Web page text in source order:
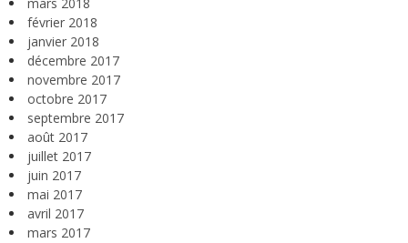
février 2018
janvier 2018
décembre 2017
novembre 2017
octobre 2017
septembre 2017
août 2017
juillet 2017
juin 2017
mai 2017
avril 2017
mars 2017